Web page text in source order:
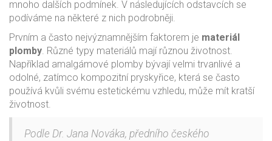
mnoho dalších podmínek. V následujících odstavcích se
podíváme na některé z nich podrobněji.
Prvním a často nejvýznamnějším faktorem je materiál
plomby. Různé typy materiálů mají různou životnost.
Například amalgámové plomby bývají velmi trvanlivé a
odolné, zatímco kompozitní pryskyřice, která se často
používá kvůli svému estetickému vzhledu, může mít kratší
životnost.
Podle Dr. Jana Nováka, předního českého